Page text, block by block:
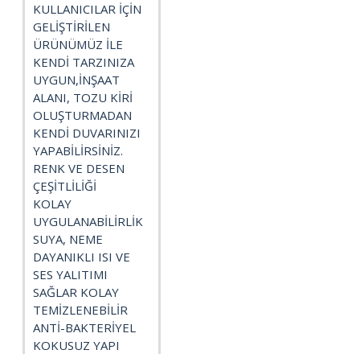
KULLANICILAR İÇİN
GELİŞTİRİLEN
ÜRÜNÜMÜZ İLE
KENDİ TARZINIZA
UYGUN,İNŞAAT
ALANI, TOZU KİRİ
OLUŞTURMADAN
KENDİ DUVARINIZI
YAPABİLİRSİNİZ.
RENK VE DESEN
ÇEŞİTLİLİĞİ
KOLAY
UYGULANABİLİRLİK
SUYA, NEME
DAYANIKLI ISI VE
SES YALITIMI
SAĞLAR KOLAY
TEMİZLENEBİLİR
ANTİ-BAKTERİYEL
KOKUSUZ YAPI